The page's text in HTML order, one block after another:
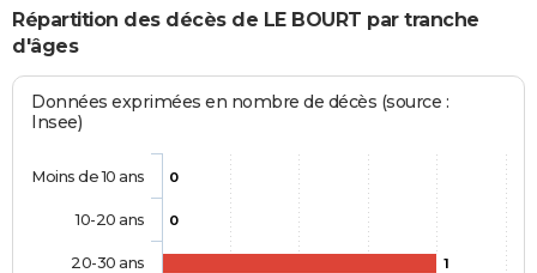
Répartition des décès de LE BOURT par tranche
d'âges
Données exprimées en nombre de décès (source :
Insee)
0
0
1
Moins de 10 ans
10-20 ans
20-30 ans